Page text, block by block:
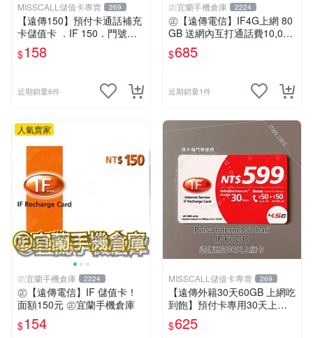
MISSCALL儲值卡專賣 269
【遠傳150】預付卡通話補充
卡儲值卡 ．IF 150．門號延
展ifu⚡MissCall儲值卡專賣
$158
近期銷量6件
㊣宜蘭手機倉庫 2224
㊣【遠傳電信】IF4G上網 80
GB 送網內互打通話費10,000
元㊣宜蘭手機倉庫
$685
近期銷量1件
人氣賣家
㊣宜蘭手機倉庫 2224
㊣【遠傳電信】IF 儲值卡！
面額150元 ㊣宜蘭手機倉庫
$154
MISSCALL儲值卡專賣 269
【遠傳外籍30天60GB 上網吃
到飽】預付卡專用30天上網
補充卡/儲值卡．Internet if
u．if599⚡MissCall儲值卡專
$625